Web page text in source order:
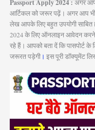
Passport Apply 2024 :अगर आप
आर्टिकल को जरूर पढ़ें। अगर आप भी
लेख आपके लिए बहुत उपयोगी साबित
2024 के लिए ऑनलाइन आवेदन करने
रहे हैं। आपको बता दें कि पासपोर्ट
जरूरत पड़ेगी । इस पूरी डॉक्यूमेंट